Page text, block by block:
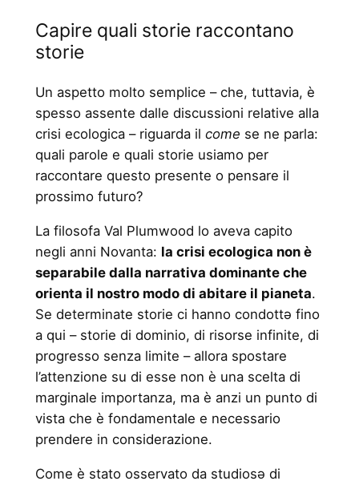
Capire quali storie raccontano
storie
Un aspetto molto semplice – che, tuttavia, è
spesso assente dalle discussioni relative alla
crisi ecologica – riguarda il come se ne parla:
quali parole e quali storie usiamo per
raccontare questo presente o pensare il
prossimo futuro?
La filosofa Val Plumwood lo aveva capito
negli anni Novanta: la crisi ecologica non è
separabile dalla narrativa dominante che
orienta il nostro modo di abitare il pianeta.
Se determinate storie ci hanno condottə fino
a qui – storie di dominio, di risorse infinite, di
progresso senza limite – allora spostare
l’attenzione su di esse non è una scelta di
marginale importanza, ma è anzi un punto di
vista che è fondamentale e necessario
prendere in considerazione.
Come è stato osservato da studiosə di